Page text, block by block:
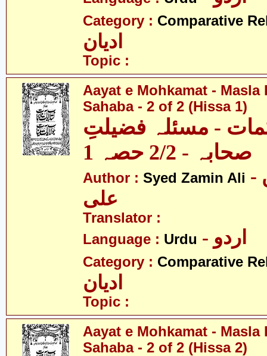
Category : Comparative
ادیان
Topic :
Aayat e Mohkamat - Masla
Sahaba - 2 of 2 (Hissa 1)
- مسئلہ فضیلتِ
صحابہ - 2/2 حصہ 1
Author : Syed Zamin Ali - سید ضامن
علی
Translator :
Language : Urdu - اردو
Category : Comparative
ادیان
Topic :
Aayat e Mohkamat - Masla
Sahaba - 2 of 2 (Hissa 2)